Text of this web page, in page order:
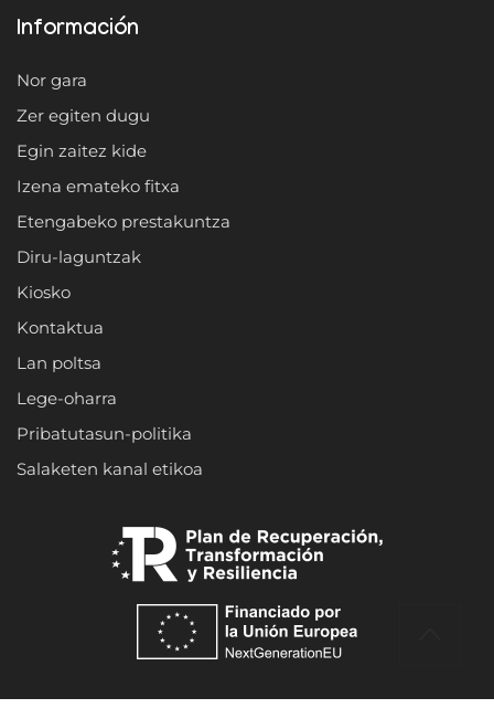
Información
Nor gara
Zer egiten dugu
Egin zaitez kide
Izena emateko fitxa
Etengabeko prestakuntza
Diru-laguntzak
Kiosko
Kontaktua
Lan poltsa
Lege-oharra
Pribatutasun-politika
Salaketen kanal etikoa